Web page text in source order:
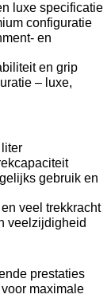
luxe specificatie
configuratie
en
en grip
– luxe,
gebruik en
veel trekkracht
veelzijdigheid
prestaties
maximale